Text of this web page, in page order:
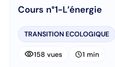
Cours n°1-L’énergie
TRANSITION ECOLOGIQUE
visibility158 vues schedule1 min